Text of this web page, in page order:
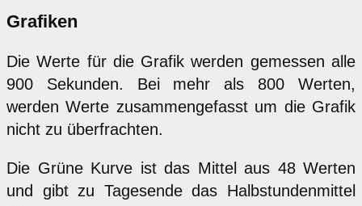
Grafiken
Die Werte für die Grafik werden gemessen alle
900 Sekunden. Bei mehr als 800 Werten,
werden Werte zusammengefasst um die Grafik
nicht zu überfrachten.
Die Grüne Kurve ist das Mittel aus 48 Werten
und gibt zu Tagesende das Halbstundenmittel